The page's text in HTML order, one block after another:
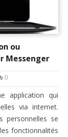
ou
Messenger
0
application qui
via internet.
personnelles se
fonctionnalités